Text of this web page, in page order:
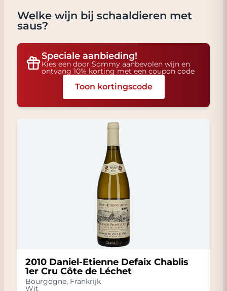
Welke wijn bij schaaldieren met
saus?
Speciale aanbieding!
Kies een door Sommy aanbevolen wijn en
ontvang 10% korting met een coupon code
Toon kortingscode
2010 Daniel-Etienne Defaix Chablis
1er Cru Côte de Léchet
Bourgogne, Frankrijk
Wit